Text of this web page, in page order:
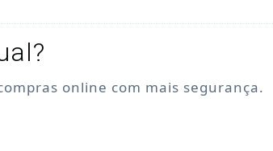
online com mais segurança.